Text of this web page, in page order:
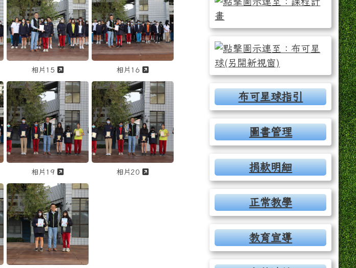
學競賽、第二次段考、華藝杯歌唱演奏」之相片編號 13 原圖
窗觀看「1141218 市長杯數學競賽、第二次段考、華藝杯歌唱演奏」之相片編號 14 原圖
相片15 另開新視窗觀看「1141218 市長杯數學競賽、第二次段考、華藝杯歌唱演奏」之相片編號
相片16 另開新視窗觀看「1141218 市長杯數學競賽、第二次段考、華
賽、第二次段考、華藝杯歌唱演奏」之相片，編號 17 / 23
學競賽、第二次段考、華藝杯歌唱演奏」之相片編號 17 原圖
市長杯數學競賽、第二次段考、華藝杯歌唱演奏」之相片，編號 18 / 23
窗觀看「1141218 市長杯數學競賽、第二次段考、華藝杯歌唱演奏」之相片編號 18 原圖
點擊放大觀看「1141218 市長杯數學競賽、第二次段考、華藝杯歌唱演奏」之
相片19 另開新視窗觀看「1141218 市長杯數學競賽、第二次段考、華藝杯歌唱演奏」之相片編號
點擊放大觀看「1141218 市長杯數學競賽、第二次段考、
相片20 另開新視窗觀看「1141218 市長杯數學競賽、第二次段考、華
賽、第二次段考、華藝杯歌唱演奏」之相片，編號 21 / 23
市長杯數學競賽、第二次段考、華藝杯歌唱演奏」之相片，編號 22 / 23
點擊放大觀看「1141218 市長杯數學競賽、第二次段考、華藝杯歌唱演奏」之
布可星球指引
圖書管理
捐款明細
正常教學
教育宣導